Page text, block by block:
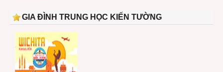
GIA ĐÌNH TRUNG HỌC KIẾN TƯỜNG